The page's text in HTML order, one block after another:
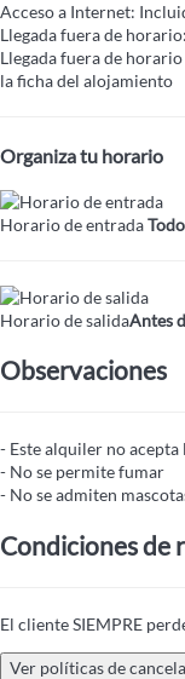
Acceso a Internet:
Llegada fuera de
Llegada fuera de horario
la ficha del alojamiento
Organiza tu horario
Horario de entrada
Horario de salidaAntes
Observaciones
- Este alquiler no acepta
- No se permite fumar
- No se admiten
Condiciones de
El cliente SIEMPRE
Ver políticas de